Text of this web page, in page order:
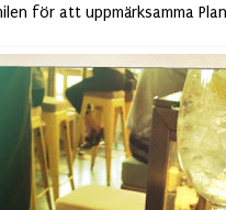
för att uppmärksamma